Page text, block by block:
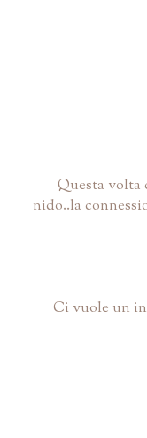
Questa volta
nido..la
Ci vuole un